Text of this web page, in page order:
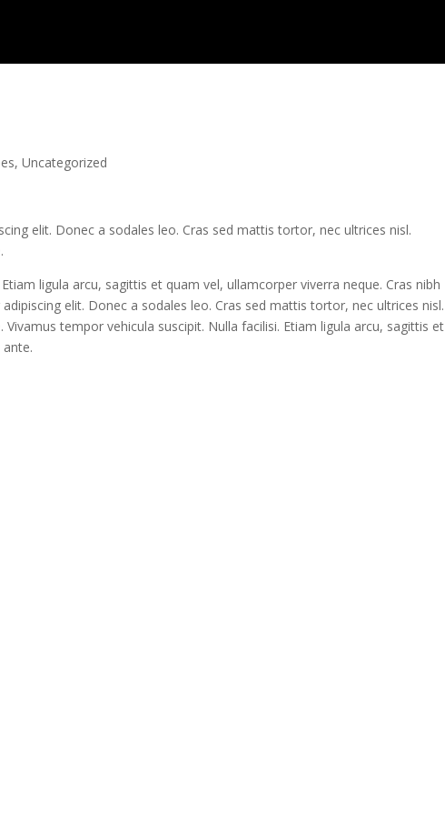
,Uncategorized
elit. Donec a sodales leo. Cras sed mattis tortor, nec ultrices nisl.
ligula arcu, sagittis et quam vel, ullamcorper viverra neque. Cras nibh
elit. Donec a sodales leo. Cras sed mattis tortor, nec ultrices nisl.
tempor vehicula suscipit. Nulla facilisi. Etiam ligula arcu, sagittis et